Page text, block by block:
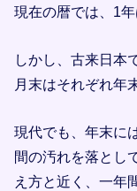
現在の暦では、1
しかし、古来日本
月末はそれぞれ年
現代でも、年末に
間の汚れを落とし
え方と近く、一年